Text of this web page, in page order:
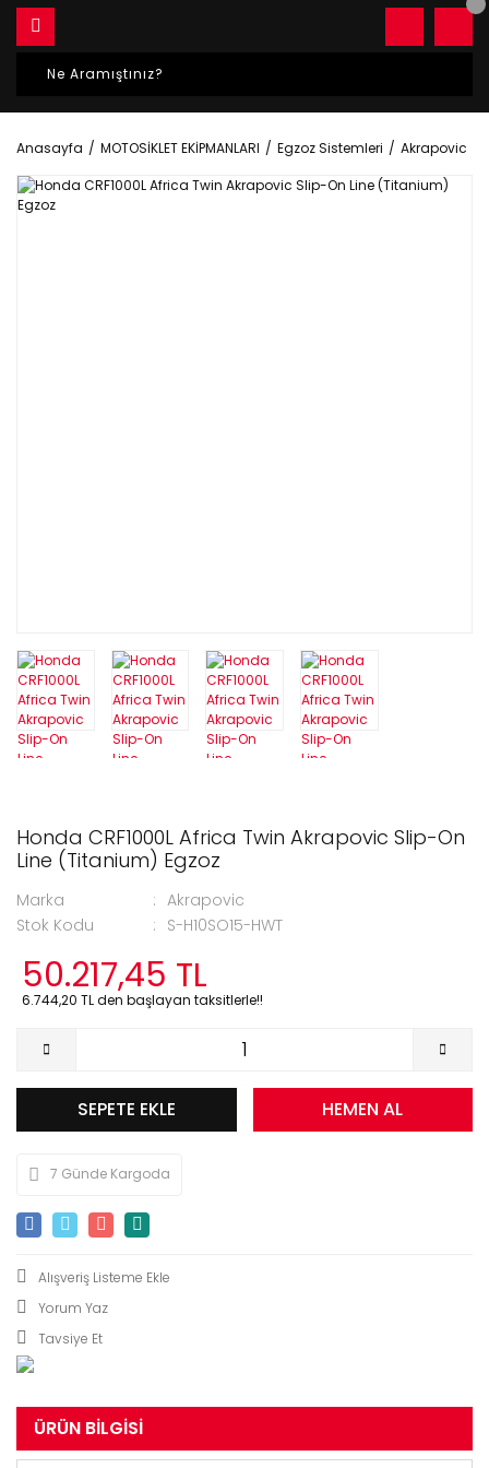
Anasayfa MOTOSİKLET EKİPMANLARI Egzoz Sistemleri Akrapovic
Honda CRF1000L Africa Twin Akrapovic Slip-On
Line (Titanium) Egzoz
Marka
Akrapovic
Stok Kodu
S-H10SO15-HWT
50.217,45 TL
6.744,20 TL den başlayan taksitlerle!!
SEPETE EKLE HEMEN AL
7 Günde Kargoda
Yorum Yaz
Tavsiye Et
ÜRÜN BILGISI